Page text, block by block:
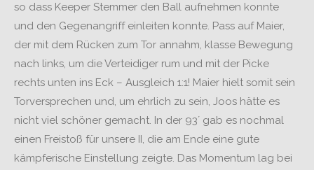
so dass Keeper Stemmer den Ball aufnehmen konnte
und den Gegenangriff einleiten konnte. Pass auf Maier,
der mit dem Rücken zum Tor annahm, klasse Bewegung
nach links, um die Verteidiger rum und mit der Picke
rechts unten ins Eck – Ausgleich 1:1! Maier hielt somit sein
Torversprechen und, um ehrlich zu sein, Joos hätte es
nicht viel schöner gemacht. In der 93´ gab es nochmal
einen Freistoß für unsere II, die am Ende eine gute
kämpferische Einstellung zeigte. Das Momentum lag bei